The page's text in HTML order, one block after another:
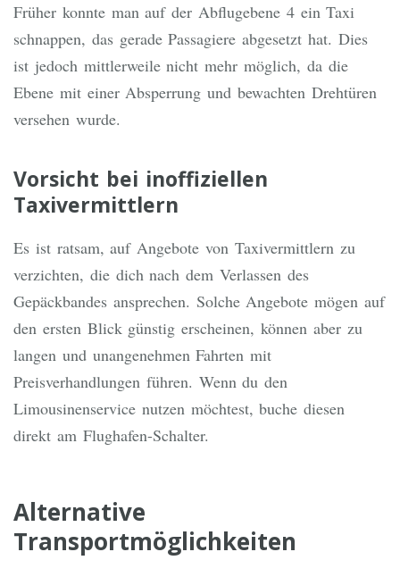
Früher konnte man auf der Abflugebene 4 ein Taxi
schnappen, das gerade Passagiere abgesetzt hat. Dies
ist jedoch mittlerweile nicht mehr möglich, da die
Ebene mit einer Absperrung und bewachten Drehtüren
versehen wurde.
Vorsicht bei inoffiziellen
Taxivermittlern
Es ist ratsam, auf Angebote von Taxivermittlern zu
verzichten, die dich nach dem Verlassen des
Gepäckbandes ansprechen. Solche Angebote mögen auf
den ersten Blick günstig erscheinen, können aber zu
langen und unangenehmen Fahrten mit
Preisverhandlungen führen. Wenn du den
Limousinenservice nutzen möchtest, buche diesen
direkt am Flughafen-Schalter.
Alternative
Transportmöglichkeiten